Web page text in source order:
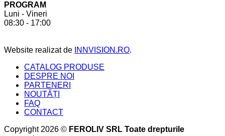
PROGRAM
Luni - Vineri
08:30 - 17:00
Website realizat de INNVISION.RO.
CATALOG PRODUSE
DESPRE NOI
PARTENERI
NOUTĂȚI
FAQ
CONTACT
Copyright 2026 © FEROLIV SRL Toate drepturile